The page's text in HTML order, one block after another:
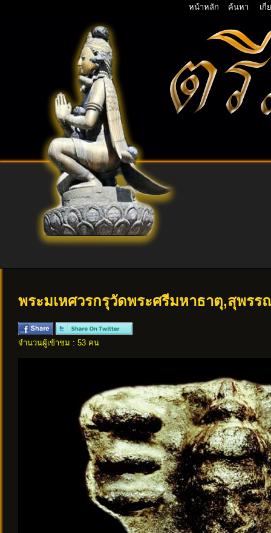
หน้าหลัก ค้นหา เกี่
พระมเหศวรกรุวัดพระศรีมหาธาตุ,สุพรร
จำนวนผู้เข้าชม : 53 คน